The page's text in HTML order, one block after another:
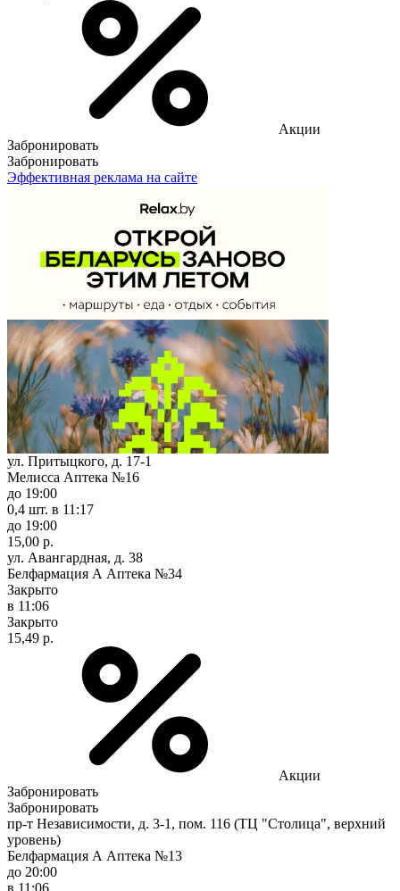
Акции
Забронировать
Забронировать
Эффективная реклама на сайте
ул. Притыцкого, д. 17-1
Мелисса Аптека №16
до 19:00
0,4 шт. в 11:17
до 19:00
15,00 р.
ул. Авангардная, д. 38
Белфармация А Аптека №34
Закрыто
в 11:06
Закрыто
15,49 р.
Акции
Забронировать
Забронировать
пр-т Независимости, д. 3-1, пом. 116 (ТЦ "Столица", верхний
уровень)
Белфармация А Аптека №13
до 20:00
в 11:06